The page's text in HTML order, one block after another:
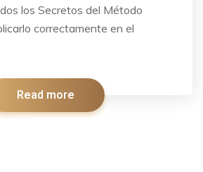
los Secretos del Método
correctamente en el
Read more